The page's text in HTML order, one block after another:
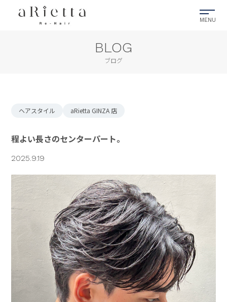
BLOG
ブログ
ヘアスタイル aRietta GINZA 店
程よい長さのセンターパート。
2025.9.19